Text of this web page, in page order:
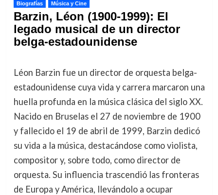
Biografías Música y Cine
Barzin, Léon (1900-1999): El
legado musical de un director
belga-estadounidense
Léon Barzin fue un director de orquesta belga-
estadounidense cuya vida y carrera marcaron una
huella profunda en la música clásica del siglo XX.
Nacido en Bruselas el 27 de noviembre de 1900
y fallecido el 19 de abril de 1999, Barzin dedicó
su vida a la música, destacándose como violista,
compositor y, sobre todo, como director de
orquesta. Su influencia trascendió las fronteras
de Europa y América, llevándolo a ocupar